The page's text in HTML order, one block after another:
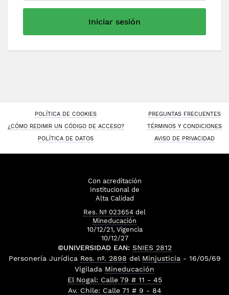
Iniciar sesión
POLÍTICA DE COOKIES
PREGUNTAS FRECUENTES
¿CÓMO REDIMIR UN CÓDIGO DE ACCESO?
TÉRMINOS Y CONDICIONES
POLÍTICA DE DATOS
AVISO DE PRIVACIDAD
Con acreditación
Institucional de
Alta Calidad
Res. Nº 023654 del
Mineducación
10/12/21, Vigencia
10/12/27
©UNIVERSIDAD EAN: SNIES 2812
Personería Jurídica Res. nº. 2898 del Minjusticia - 16/05/69
Vigilada Mineducación
El Nogal: Calle 79 # 11 - 45
Av. Chile: Calle 71 # 9 - 84